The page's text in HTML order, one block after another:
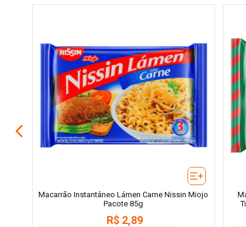
Macarrão Instantâneo Lámen Carne Nissin Miojo
Pacote 85g
R$ 2,89